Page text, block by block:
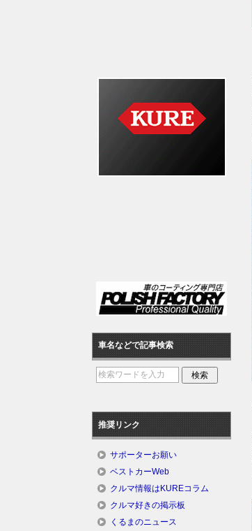
車名などで記事検索
推奨リンク
サポーターお願い
ベストカーWeb
クルマ情報はKUREコラム
クルマ好きの掲示板
くるまのニュース